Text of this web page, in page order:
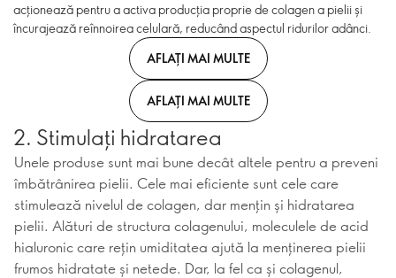
acționează pentru a activa producția proprie de colagen a pielii și
încurajează reînnoirea celulară, reducând aspectul ridurilor adânci.
AFLAȚI MAI MULTE
AFLAȚI MAI MULTE
2. Stimulați hidratarea
Unele produse sunt mai bune decât altele pentru a preveni
îmbătrânirea pielii. Cele mai eficiente sunt cele care
stimulează nivelul de colagen, dar mențin și hidratarea
pielii. Alături de structura colagenului, moleculele de acid
hialuronic care rețin umiditatea ajută la menținerea pielii
frumos hidratate și netede. Dar, la fel ca și colagenul,